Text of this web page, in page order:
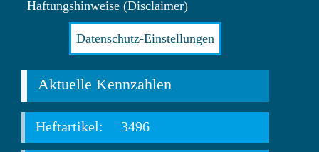
Haftungshinweise (Disclaimer)
Datenschutz-Einstellungen
Aktuelle Kennzahlen
Heftartikel: 3496